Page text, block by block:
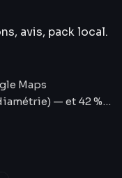
avis, pack local.
Maps
— et 42 %
recherches «
% en deux ans
% des TPE/PME